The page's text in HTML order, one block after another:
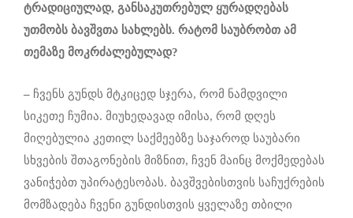
ტრადიციულად, განსაკუთრებულ ყურადღებას
უთმობს ბავშვთა სახლებს. რატომ საუბრობთ ამ
თემაზე მოკრძალებულად?
– ჩვენს გუნდს მტკიცედ სჯერა, რომ ნამდვილი
სიკეთე ჩუმია. მიუხედავად იმისა, რომ დღეს
მიღებულია კეთილ საქმეებზე საჯაროდ საუბარი
სხვების შთაგონების მიზნით, ჩვენ მაინც მოქმედებას
ვანიჭებთ უპირატესობას. ბავშვებისთვის საჩუქრების
მომზადება ჩვენი გუნდისთვის ყველაზე თბილი